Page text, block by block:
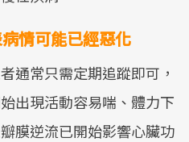
情可能已經惡化
通常只需定期追蹤即可，
出現活動容易喘、體力下
膜逆流已開始影響心臟功